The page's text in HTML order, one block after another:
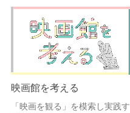
映画館を考える
「映画を観る」を模索し実践す